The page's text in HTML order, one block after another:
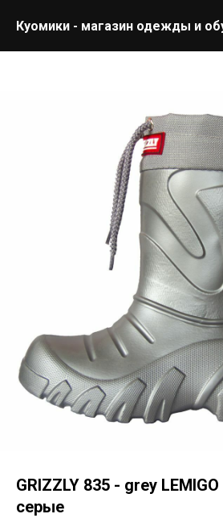
Куомики - магазин одежды и
GRIZZLY 835 - grey
серые